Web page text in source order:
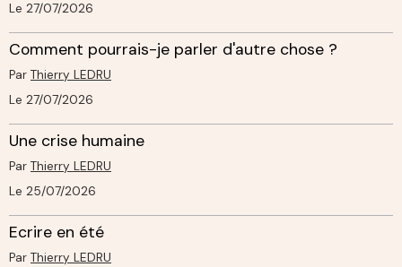
Le 27/07/2026
Comment pourrais-je parler d'autre chose ?
Par Thierry LEDRU
Le 27/07/2026
Une crise humaine
Par Thierry LEDRU
Le 25/07/2026
Ecrire en été
Par Thierry LEDRU